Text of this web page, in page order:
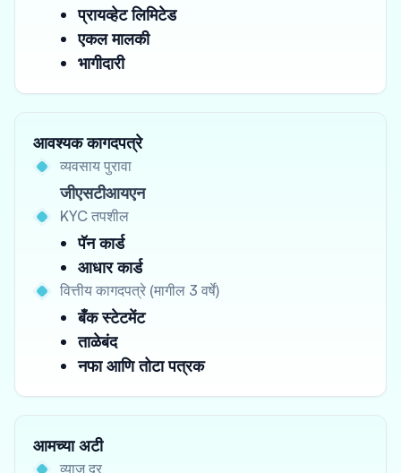
प्रायव्हेट लिमिटेड
एकल मालकी
भागीदारी
आवश्यक कागदपत्रे
व्यवसाय पुरावा
जीएसटीआयएन
KYC तपशील
पॅन कार्ड
आधार कार्ड
वित्तीय कागदपत्रे (मागील 3 वर्षे)
बँक स्टेटमेंट
ताळेबंद
नफा आणि तोटा पत्रक
आमच्या अटी
व्याज दर